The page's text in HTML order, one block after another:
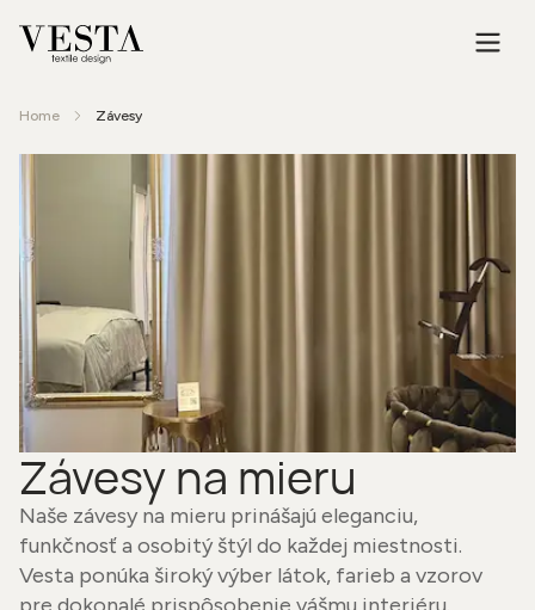
Home Závesy
Závesy na mieru
Naše závesy na mieru prinášajú eleganciu,
funkčnosť a osobitý štýl do každej miestnosti.
Vesta ponúka široký výber látok, farieb a vzorov